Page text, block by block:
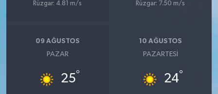
Rüzgar: 4.81 m/s
Rüzgar: 7.50 m/s
09 AĞUSTOS
PAZAR
25°
10 AĞUSTOS
PAZARTESI
24°